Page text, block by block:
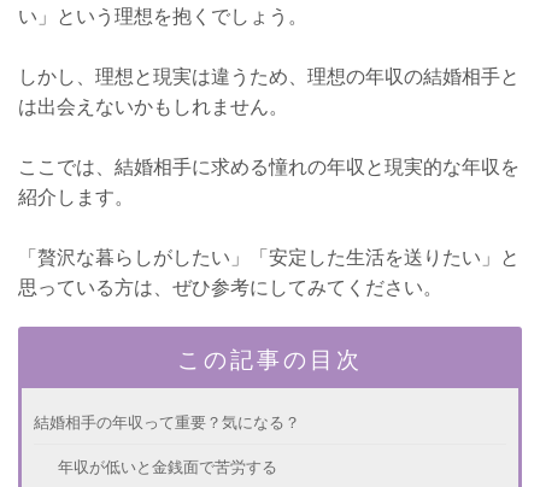
い」という理想を抱くでしょう。
しかし、理想と現実は違うため、理想の年収の結婚相手と
は出会えないかもしれません。
ここでは、結婚相手に求める憧れの年収と現実的な年収を
紹介します。
「贅沢な暮らしがしたい」「安定した生活を送りたい」と
思っている方は、ぜひ参考にしてみてください。
この記事の目次
結婚相手の年収って重要？気になる？
年収が低いと金銭面で苦労する